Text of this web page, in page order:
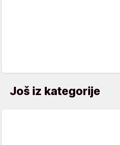
Još iz kategorije